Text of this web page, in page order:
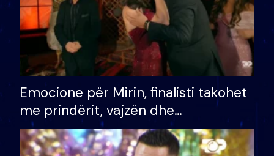
Emocione për Mirin, finalisti takohet
me prindërit, vajzën dhe
bashkëshorten: S’kemi ndonjë letër
divorci apo jo?